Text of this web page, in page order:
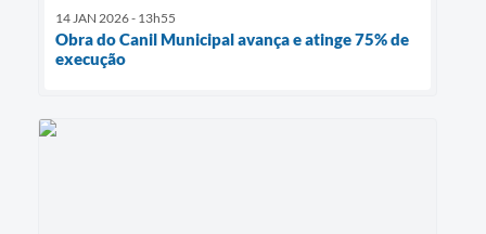
14 JAN 2026 - 13h55
Obra do Canil Municipal avança e atinge 75% de
execução